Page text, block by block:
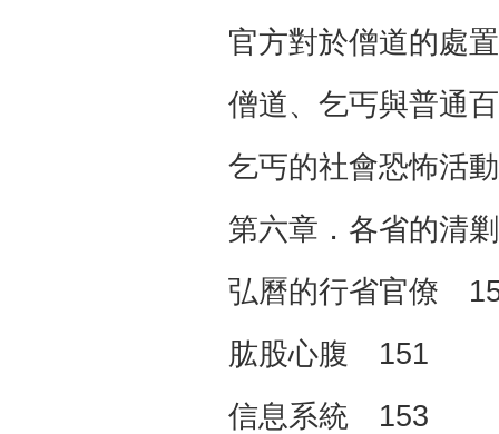
官方對於僧道的處
僧道、乞丐與普通
乞丐的社會恐怖活
第六章．各省的清剿
弘曆的行省官僚
肱股心腹 151
信息系統 153